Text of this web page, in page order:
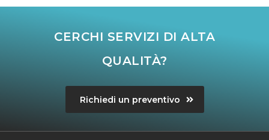
CERCHI SERVIZI DI ALTA
QUALITÀ?
Richiedi un preventivo